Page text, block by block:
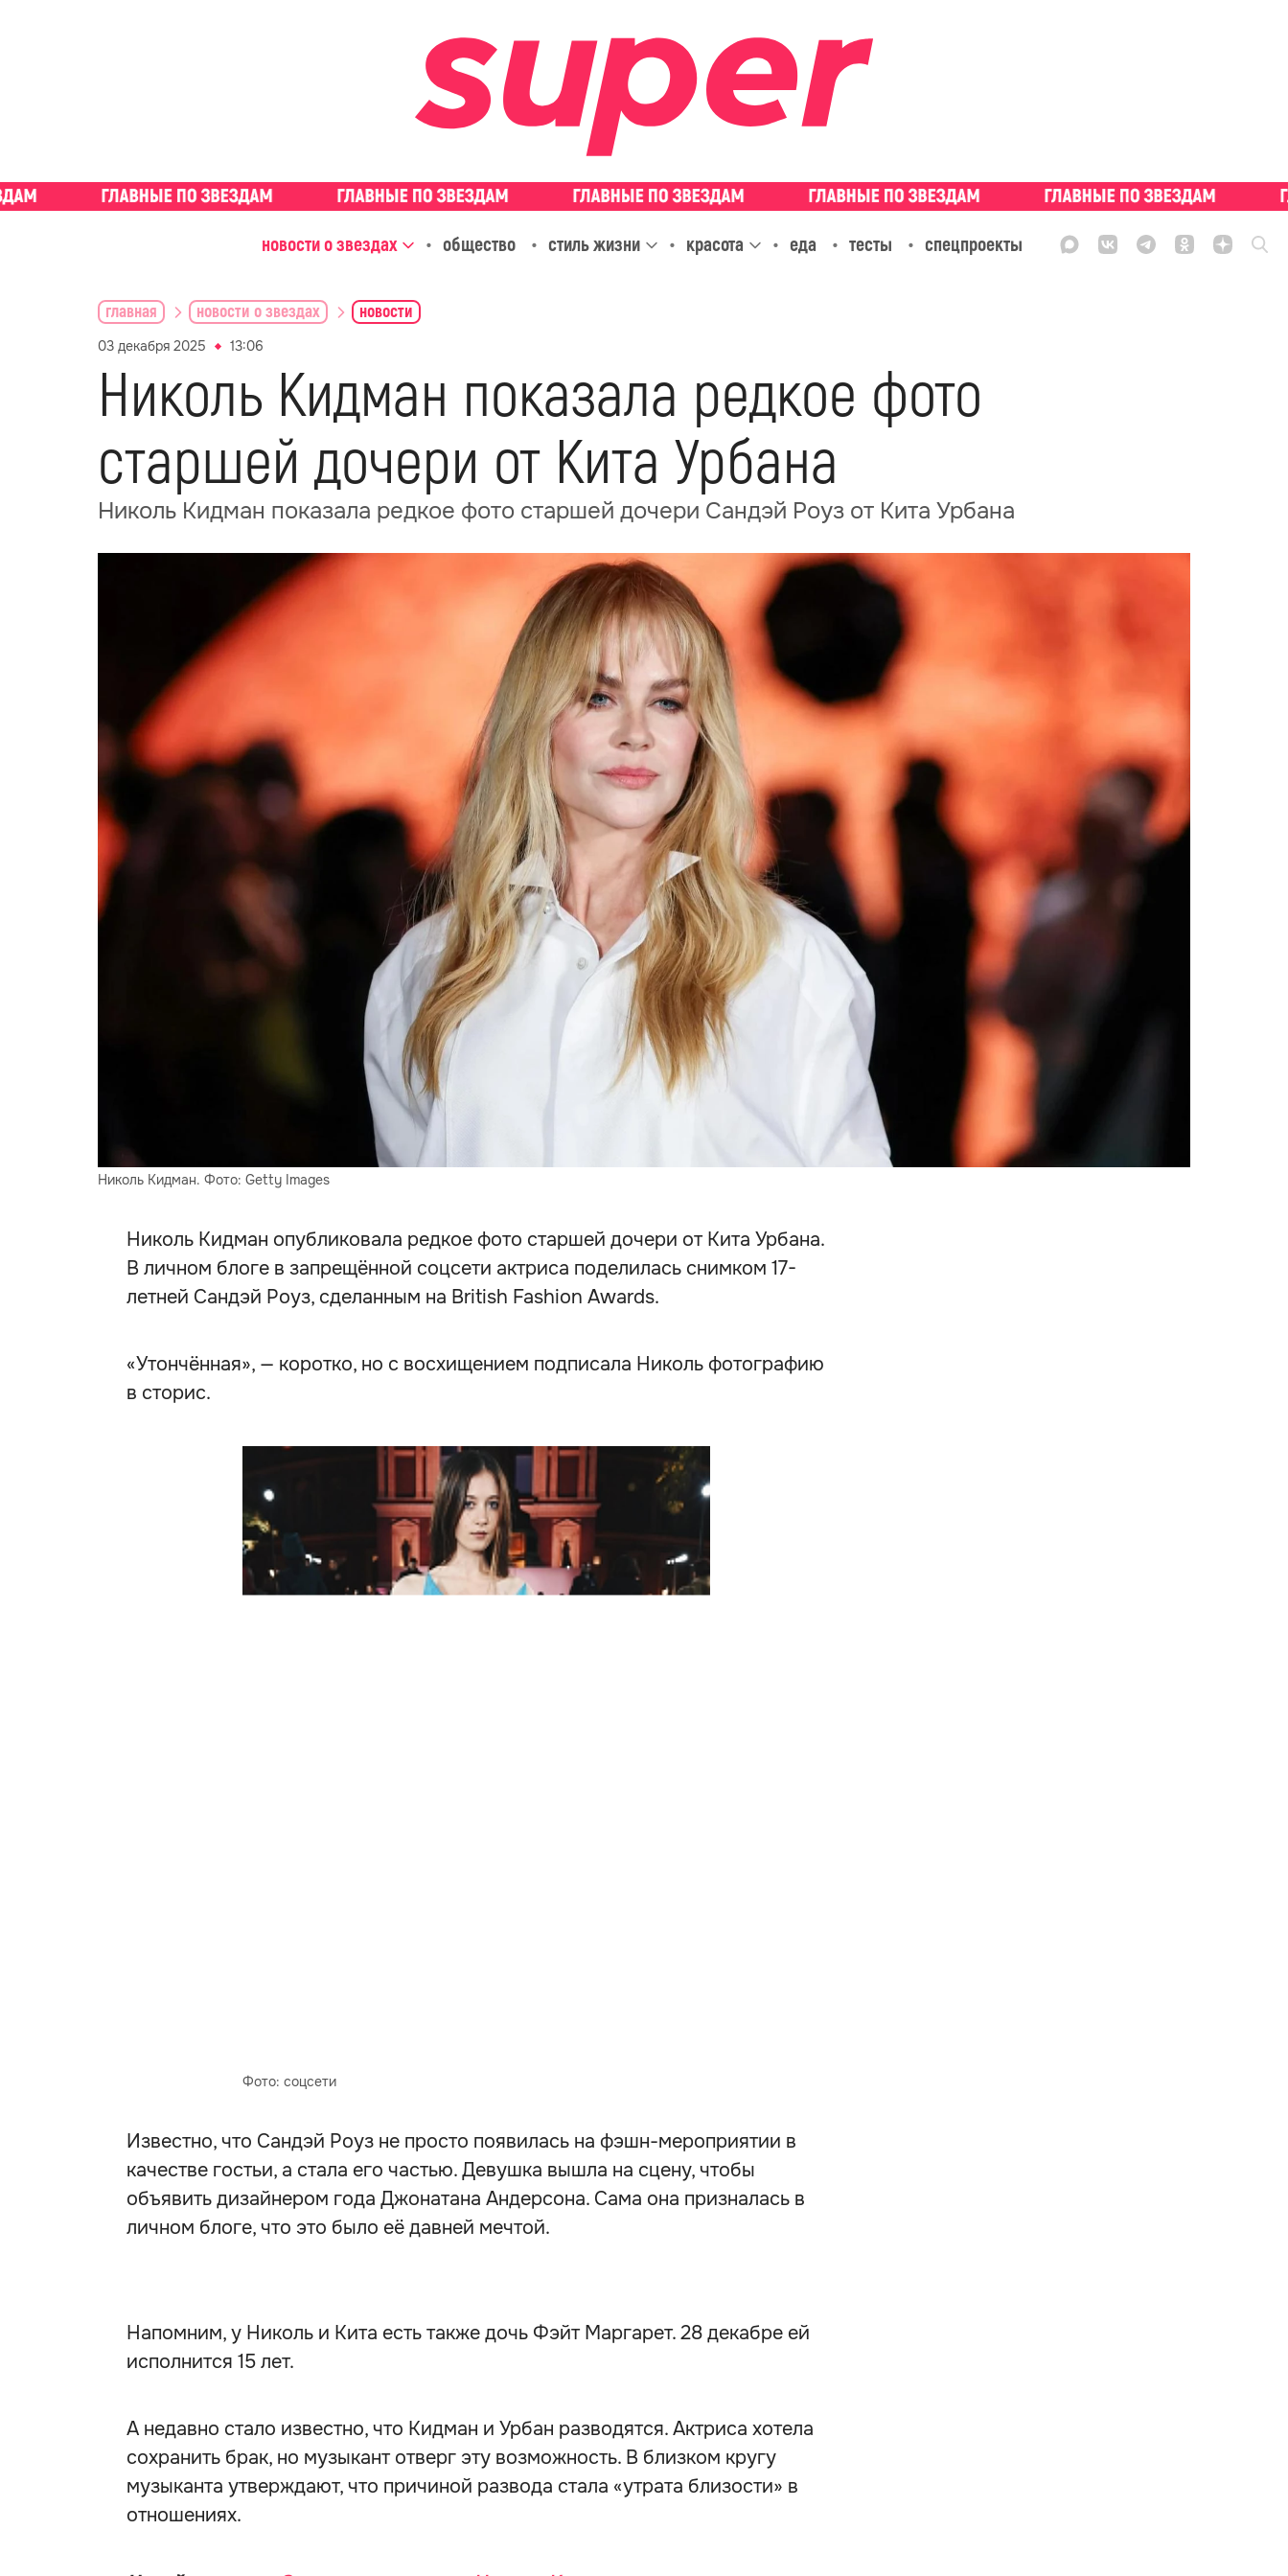
новости о звездах общество стиль жизни красота еда тесты спецпроекты
главная новости о звездах новости
03 декабря 2025 13:06
Николь Кидман показала редкое фото
старшей дочери от Кита Урбана
Николь Кидман показала редкое фото старшей дочери Сандэй Роуз от Кита Урбана
Николь Кидман. Фото: Getty Images
Николь Кидман опубликовала редкое фото старшей дочери от Кита Урбана.
В личном блоге в запрещённой соцсети актриса поделилась снимком 17-
летней Сандэй Роуз, сделанным на British Fashion Awards.
«Утончённая», — коротко, но с восхищением подписала Николь фотографию
в сторис.
Фото: соцсети
Известно, что Сандэй Роуз не просто появилась на фэшн-мероприятии в
качестве гостьи, а стала его частью. Девушка вышла на сцену, чтобы
объявить дизайнером года Джонатана Андерсона. Сама она призналась в
личном блоге, что это было её давней мечтой.
Напомним, у Николь и Кита есть также дочь Фэйт Маргарет. 28 декабре ей
исполнится 15 лет.
А недавно стало известно, что Кидман и Урбан разводятся. Актриса хотела
сохранить брак, но музыкант отверг эту возможность. В близком кругу
музыканта утверждают, что причиной развода стала «утрата близости» в
отношениях.